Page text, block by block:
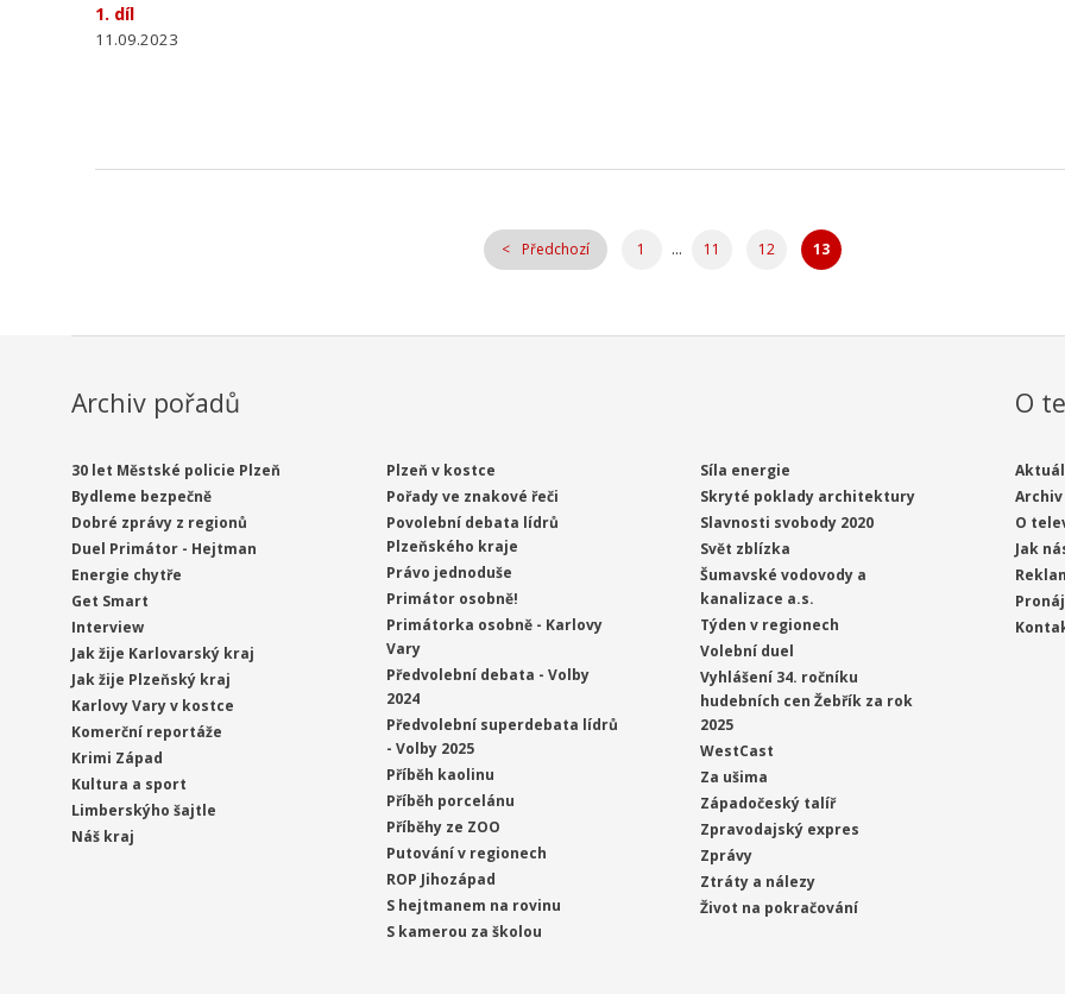
1. díl
11.09.2023
Předchozí 1 ... 11 12 13
Archiv pořadů
30 let Městské policie Plzeň
Bydleme bezpečně
Dobré zprávy z regionů
Duel Primátor - Hejtman
Energie chytře
Get Smart
Interview
Jak žije Karlovarský kraj
Jak žije Plzeňský kraj
Karlovy Vary v kostce
Komerční reportáže
Krimi Západ
Kultura a sport
Limberskýho šajtle
Náš kraj
Plzeň v kostce
Pořady ve znakové řeči
Povolební debata lídrů
Plzeňského kraje
Právo jednoduše
Primátor osobně!
Primátorka osobně - Karlovy
Vary
Předvolební debata - Volby
2024
Předvolební superdebata lídrů
- Volby 2025
Příběh kaolinu
Příběh porcelánu
Příběhy ze ZOO
Putování v regionech
ROP Jihozápad
S hejtmanem na rovinu
S kamerou za školou
Síla energie
Skryté poklady architektury
Slavnosti svobody 2020
Svět zblízka
Šumavské vodovody a
kanalizace a.s.
Týden v regionech
Volební duel
Vyhlášení 34. ročníku
hudebních cen Žebřík za rok
2025
WestCast
Za ušima
Západočeský talíř
Zpravodajský expres
Zprávy
Ztráty a nálezy
Život na pokračování
O
O
Jak